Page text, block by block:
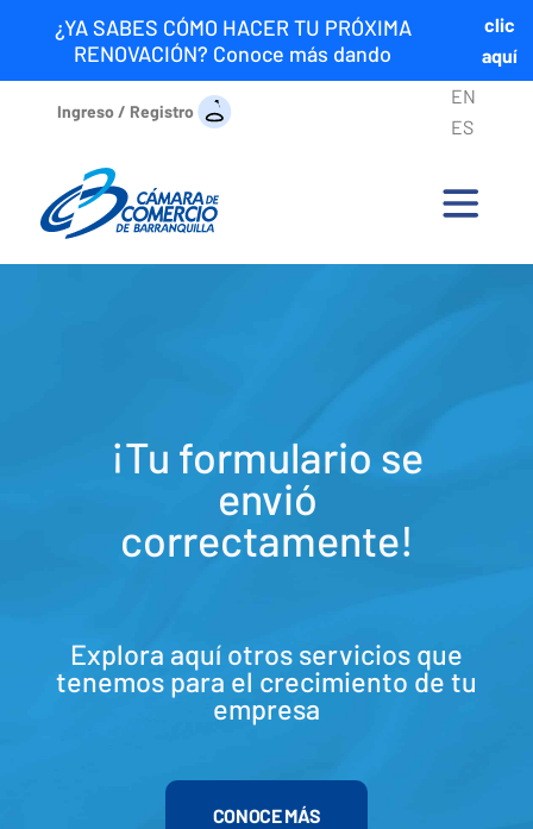
¿YA SABES CÓMO HACER TU PRÓXIMA
RENOVACIÓN? Conoce más dando
clic
aquí
Ingreso / Registro
EN
ES
¡Tu formulario se
envió
correctamente!
Explora aquí otros servicios que
tenemos para el crecimiento de tu
empresa
CONOCE MÁS